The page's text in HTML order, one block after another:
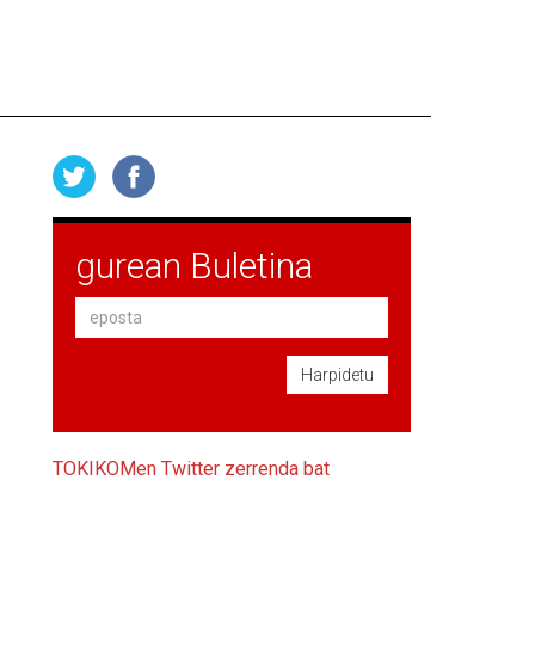
gurean Buletina
Harpidetu
TOKIKOMen Twitter zerrenda bat